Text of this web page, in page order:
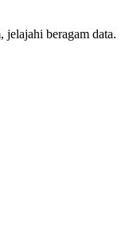
beragam data.